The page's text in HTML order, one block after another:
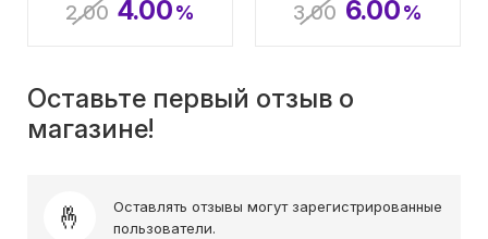
2.00 4.00% 3.00 6.00%
Оставьте первый отзыв о
магазине!
Оставлять отзывы могут зарегистрированные
пользователи.